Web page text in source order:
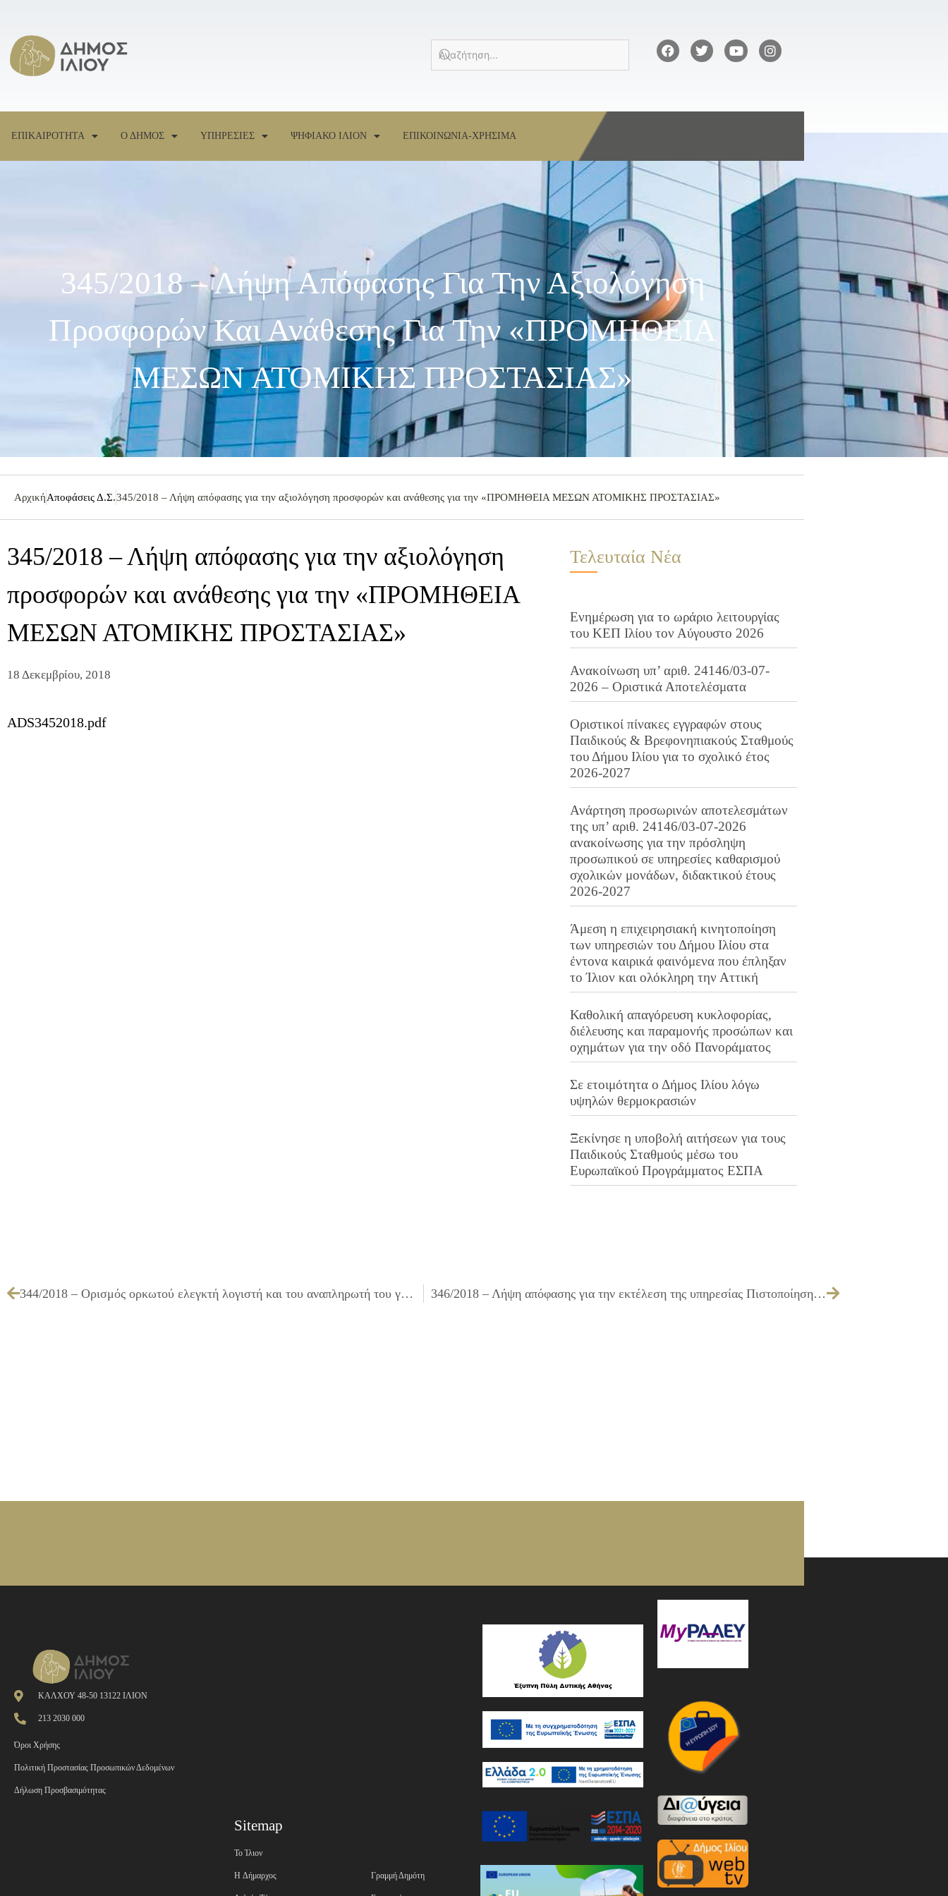
ΕΠΙΚΑΙΡΟΤΗΤΑ Ο ΔΗΜΟΣ ΥΠΗΡΕΣΙΕΣ ΨΗΦΙΑΚΟ ΙΛΙΟΝ ΕΠΙΚΟΙΝΩΝΙΑ-ΧΡΗΣΙΜΑ
345/2018 – Λήψη Απόφασης Για Την Αξιολόγηση
Προσφορών Και Ανάθεσης Για Την «ΠΡΟΜΗΘΕΙΑ
ΜΕΣΩΝ ΑΤΟΜΙΚΗΣ ΠΡΟΣΤΑΣΙΑΣ»
ΑρχικήΑποφάσεις Δ.Σ.345/2018 – Λήψη απόφασης για την αξιολόγηση προσφορών και ανάθεσης για την «ΠΡΟΜΗΘΕΙΑ ΜΕΣΩΝ ΑΤΟΜΙΚΗΣ ΠΡΟΣΤΑΣΙΑΣ»
345/2018 – Λήψη απόφασης για την αξιολόγηση
προσφορών και ανάθεσης για την «ΠΡΟΜΗΘΕΙΑ
ΜΕΣΩΝ ΑΤΟΜΙΚΗΣ ΠΡΟΣΤΑΣΙΑΣ»
18 Δεκεμβρίου, 2018
ADS3452018.pdf
Τελευταία Νέα
Ενημέρωση για το ωράριο λειτουργίας
του ΚΕΠ Ιλίου τον Αύγουστο 2026
Ανακοίνωση υπ’ αριθ. 24146/03-07-
2026 – Οριστικά Αποτελέσματα
Οριστικοί πίνακες εγγραφών στους
Παιδικούς & Βρεφονηπιακούς Σταθμούς
του Δήμου Ιλίου για το σχολικό έτος
2026-2027
Ανάρτηση προσωρινών αποτελεσμάτων
της υπ’ αριθ. 24146/03-07-2026
ανακοίνωσης για την πρόσληψη
προσωπικού σε υπηρεσίες καθαρισμού
σχολικών μονάδων, διδακτικού έτους
2026-2027
Άμεση η επιχειρησιακή κινητοποίηση
των υπηρεσιών του Δήμου Ιλίου στα
έντονα καιρικά φαινόμενα που έπληξαν
το Ίλιον και ολόκληρη την Αττική
Καθολική απαγόρευση κυκλοφορίας,
διέλευσης και παραμονής προσώπων και
οχημάτων για την οδό Πανοράματος
Σε ετοιμότητα ο Δήμος Ιλίου λόγω
υψηλών θερμοκρασιών
Ξεκίνησε η υποβολή αιτήσεων για τους
Παιδικούς Σταθμούς μέσω του
Ευρωπαϊκού Προγράμματος ΕΣΠΑ
344/2018 – Ορισμός ορκωτού ελεγκτή λογιστή και του αναπληρωτή του για τον έλεγχο των οικονομικών καταστάσεων του Δήμου έτους 2018 346/2018 – Λήψη απόφασης για την εκτέλεση της υπηρεσίας Πιστοποίηση Συστήματος Διαχείρισης Ποιότητας (ΕΒΕΤΑΜ)
ΚΑΛΧΟΥ 48-50 13122 ΙΛΙΟΝ
213 2030 000
Όροι Χρήσης
Πολιτική Προστασίας Προσωπικών Δεδομένων
Δήλωση Προσβασιμότητας
Sitemap
Το Ίλιον
H Δήμαρχος Γραμμή Δημότη